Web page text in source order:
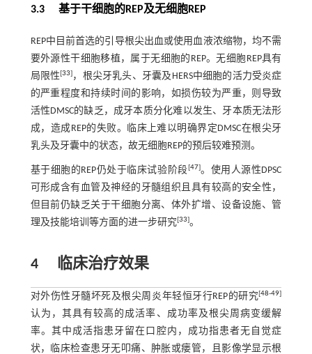
3.3 基于干细胞的REP及无细胞REP
REP中目前首选的引导根尖出血或使用血液浓缩物，均不需
要外源性干细胞移植，属于无细胞的REP。无细胞REP具有
局限性[33] ，根尖牙乳头、牙囊及HERS中细胞的活力受炎症
的严重程度和持续时间的影响，如损伤较为严重，则导致
活性DMSC的缺乏，成牙本质分化难以发生、牙本质无法形
成，造成REP的失败。临床上难以明确界定DMSC在根尖牙
乳头及牙囊中的状态，故无细胞REP的预后较难预测。
基于细胞的REP仍处于临床试验阶段[47]。使用人源性DPSC
可形成含有血管及神经的牙髓组织且具有较高的安全性，
但目前仍缺乏关于干细胞分离、体外扩增、设备设施、管
理及技能培训等方面的进一步研究[33]。
4临床治疗效果
对外伤性牙髓坏死及根尖周炎年轻恒牙行REP的研究[48-49]
认为，其具有较高的成活率、成功率及根尖周病变缓解
率。其中成活指患牙留在口腔内，成功指患者无自觉症
状，临床检查患牙无叩痛、肿胀或瘘管，且影像学显示根